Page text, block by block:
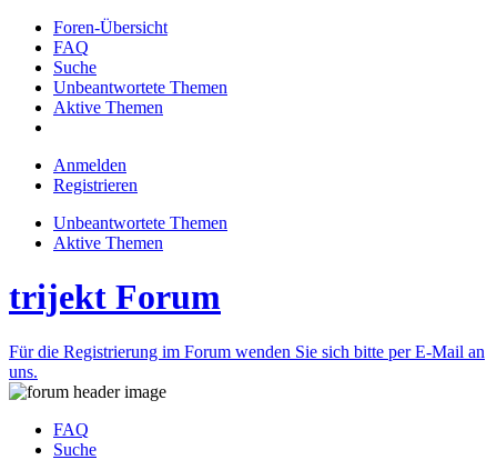
Foren-Übersicht
FAQ
Suche
Unbeantwortete Themen
Aktive Themen
Anmelden
Registrieren
Unbeantwortete Themen
Aktive Themen
trijekt Forum
Für die Registrierung im Forum wenden Sie sich bitte per E-Mail an
uns.
FAQ
Suche